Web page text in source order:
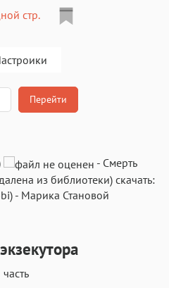
стр.
Аа
Перейти
- Смерть
из библиотеки) скачать:
- Марика Становой
часть